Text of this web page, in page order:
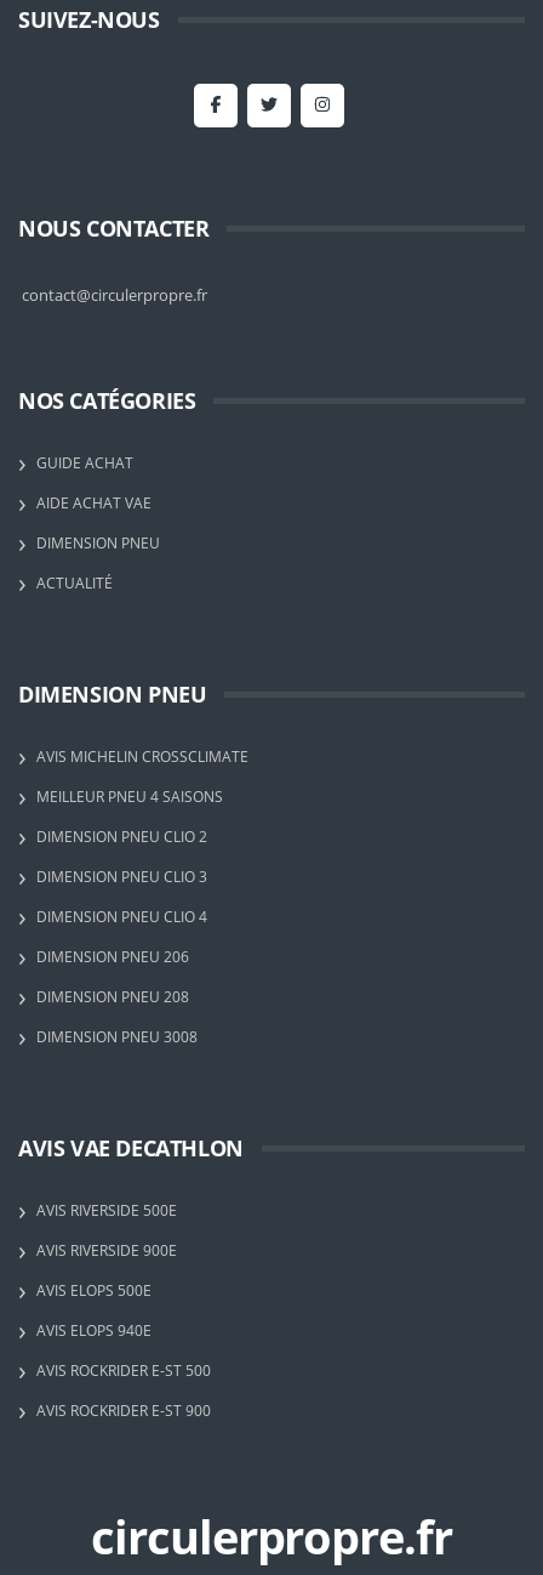
SUIVEZ-NOUS
NOUS CONTACTER
contact@circulerpropre.fr
NOS CATÉGORIES
GUIDE ACHAT
AIDE ACHAT VAE
DIMENSION PNEU
ACTUALITÉ
DIMENSION PNEU
AVIS MICHELIN CROSSCLIMATE
MEILLEUR PNEU 4 SAISONS
DIMENSION PNEU CLIO 2
DIMENSION PNEU CLIO 3
DIMENSION PNEU CLIO 4
DIMENSION PNEU 206
DIMENSION PNEU 208
DIMENSION PNEU 3008
AVIS VAE DECATHLON
AVIS RIVERSIDE 500E
AVIS RIVERSIDE 900E
AVIS ELOPS 500E
AVIS ELOPS 940E
AVIS ROCKRIDER E-ST 500
AVIS ROCKRIDER E-ST 900
circulerpropre.fr